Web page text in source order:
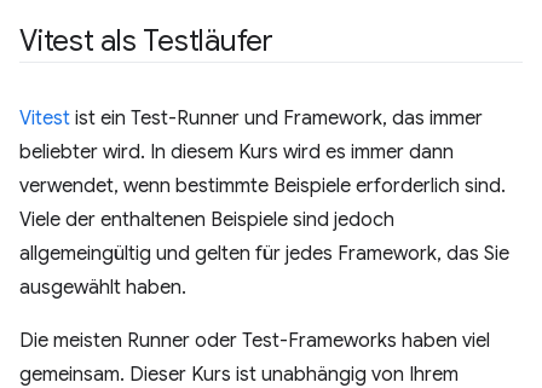
Vitest als Testläufer
Vitest ist ein Test-Runner und Framework, das immer
beliebter wird. In diesem Kurs wird es immer dann
verwendet, wenn bestimmte Beispiele erforderlich sind.
Viele der enthaltenen Beispiele sind jedoch
allgemeingültig und gelten für jedes Framework, das Sie
ausgewählt haben.
Die meisten Runner oder Test-Frameworks haben viel
gemeinsam. Dieser Kurs ist unabhängig von Ihrem